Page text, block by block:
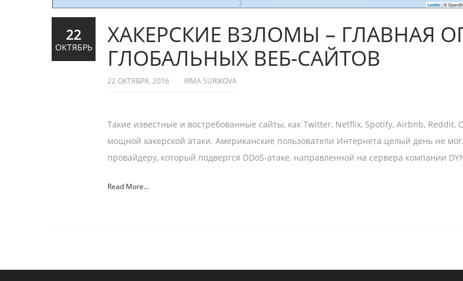
ХАКЕРСКИЕ ВЗЛОМЫ – ГЛАВНАЯ
ГЛОБАЛЬНЫХ ВЕБ-САЙТОВ
22 ОКТЯБРЯ, 2016 IRMA SURIKOVA
Такие известные и востребованные сайты, как Twitter, Netflix, Spotify, Airbnb, Reddit,
мощной хакерской атаки. Американские пользователи Интернета целый день не
провайдеру, который подвергся DDoS-атаке, направленной на сервера компании
Read More...
22
ОКТЯБРЬ